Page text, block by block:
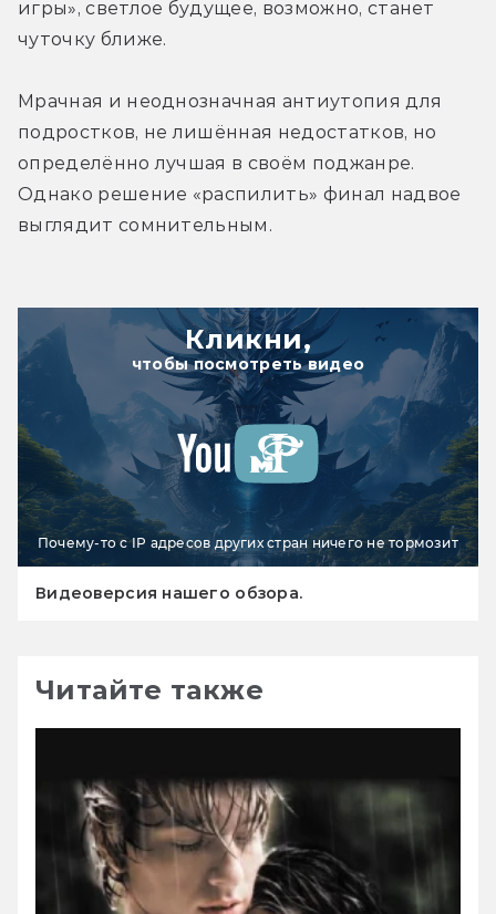
игры», светлое будущее, возможно, станет
чуточку ближе.
Мрачная и неоднозначная антиутопия для
подростков, не лишённая недостатков, но
определённо лучшая в своём поджанре.
Однако решение «распилить» финал надвое
выглядит сомнительным.
Кликни,
чтобы посмотреть видео
Почему-то с IP адресов других стран ничего не тормозит
Видеоверсия нашего обзора.
Читайте также